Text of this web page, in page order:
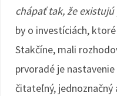
chápať tak, že
by o investíciách,
Stakčíne, mali
prvoradé je
čitateľný, jednoznačný